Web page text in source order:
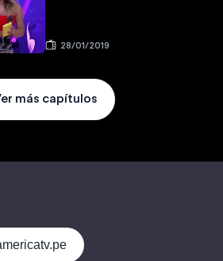
28/01/2019
más capítulos